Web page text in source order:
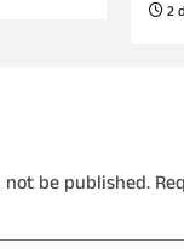
2
be published.